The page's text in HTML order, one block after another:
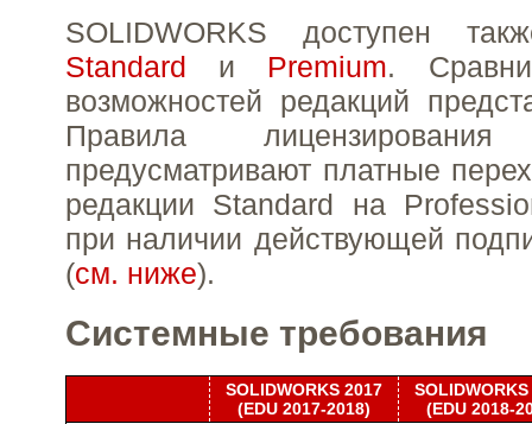
SOLIDWORKS доступен
Standard и Premium.
возможностей редакций
Правила лицензирования
предусматривают платные
редакции Standard на
при наличии действующей
(см. ниже).
Системные требования
SOLIDWORKS 2017
(EDU 2017-2018)
(EDU 2018-